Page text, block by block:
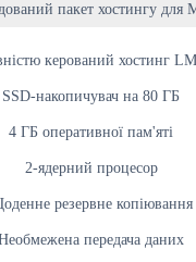
пакет хостингу для
керований хостинг
SSD-накопичувач на 80 ГБ
4 ГБ оперативної пам'яті
2-ядерний процесор
резервне копіювання
передача даних